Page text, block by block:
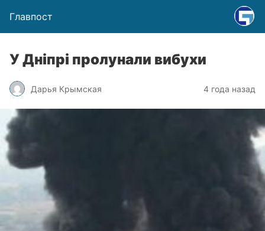
Главпост
У Дніпрі пролунали вибухи
Дарья Крымская 4 года назад